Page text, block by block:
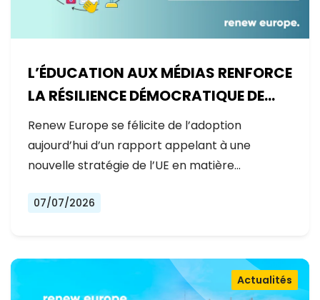
L’ÉDUCATION AUX MÉDIAS RENFORCE
LA RÉSILIENCE DÉMOCRATIQUE DE
L’EUROPE
Renew Europe se félicite de l’adoption
aujourd’hui d’un rapport appelant à une
nouvelle stratégie de l’UE en matière…
07/07/2026
Actualités